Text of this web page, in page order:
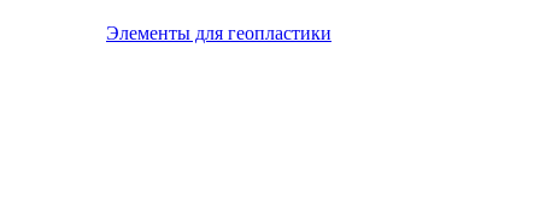
Элементы для геопластики